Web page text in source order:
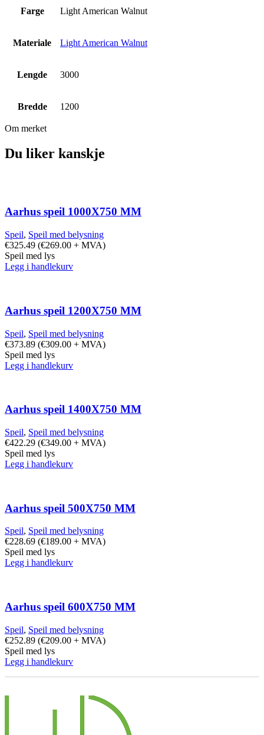
Farge Light American Walnut
Materiale Light American Walnut
Lengde 3000
Bredde 1200
Om merket
Du liker kanskje
Aarhus speil 1000X750 MM
Speil, Speil med belysning
€325.49 (€269.00 + MVA)
Speil med lys
Legg i handlekurv
Aarhus speil 1200X750 MM
Speil, Speil med belysning
€373.89 (€309.00 + MVA)
Speil med lys
Legg i handlekurv
Aarhus speil 1400X750 MM
Speil, Speil med belysning
€422.29 (€349.00 + MVA)
Speil med lys
Legg i handlekurv
Aarhus speil 500X750 MM
Speil, Speil med belysning
€228.69 (€189.00 + MVA)
Speil med lys
Legg i handlekurv
Aarhus speil 600X750 MM
Speil, Speil med belysning
€252.89 (€209.00 + MVA)
Speil med lys
Legg i handlekurv